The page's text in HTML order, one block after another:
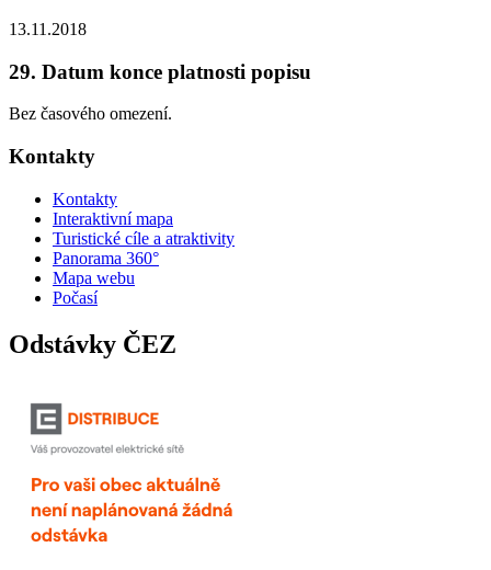
13.11.2018
29. Datum konce platnosti popisu
Bez časového omezení.
Kontakty
Kontakty
Interaktivní mapa
Turistické cíle a atraktivity
Panorama 360°
Mapa webu
Počasí
Odstávky ČEZ